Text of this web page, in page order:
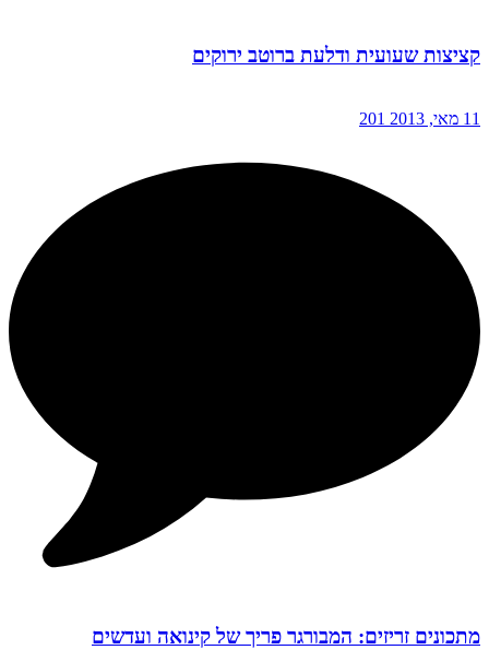
קציצות שעועית ודלעת ברוטב ירוקים
11 מאי, 2013 201
מתכונים זריזים: המבורגר פריך של קינואה ועדשים